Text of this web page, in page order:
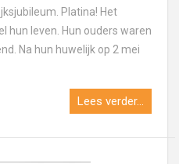
Platina! Het
hun leven. Hun ouders waren
Na hun huwelijk op 2 mei
Lees verder...